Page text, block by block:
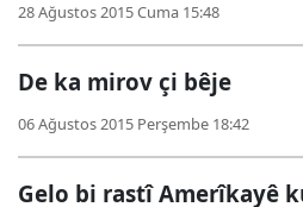
28 Ağustos 2015 Cuma 15:48
De ka mirov çi bêje
06 Ağustos 2015 Perşembe 18:42
Gelo bi rastî Amerîkayê